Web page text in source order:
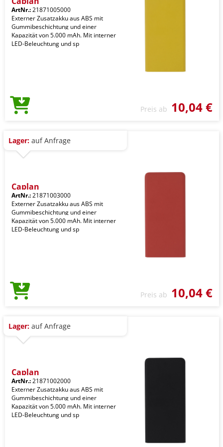
ArtNr.:21871005000
Externer Zusatzakku aus ABS mit
Gummibeschichtung und einer
Kapazität von 5.000 mAh. Mit interner
LED-Beleuchtung und sp
Preis ab 10,04 €
Lager: auf Anfrage
Caplan
ArtNr.:21871003000
Externer Zusatzakku aus ABS mit
Gummibeschichtung und einer
Kapazität von 5.000 mAh. Mit interner
LED-Beleuchtung und sp
Preis ab 10,04 €
Lager: auf Anfrage
Caplan
ArtNr.:21871002000
Externer Zusatzakku aus ABS mit
Gummibeschichtung und einer
Kapazität von 5.000 mAh. Mit interner
LED-Beleuchtung und sp